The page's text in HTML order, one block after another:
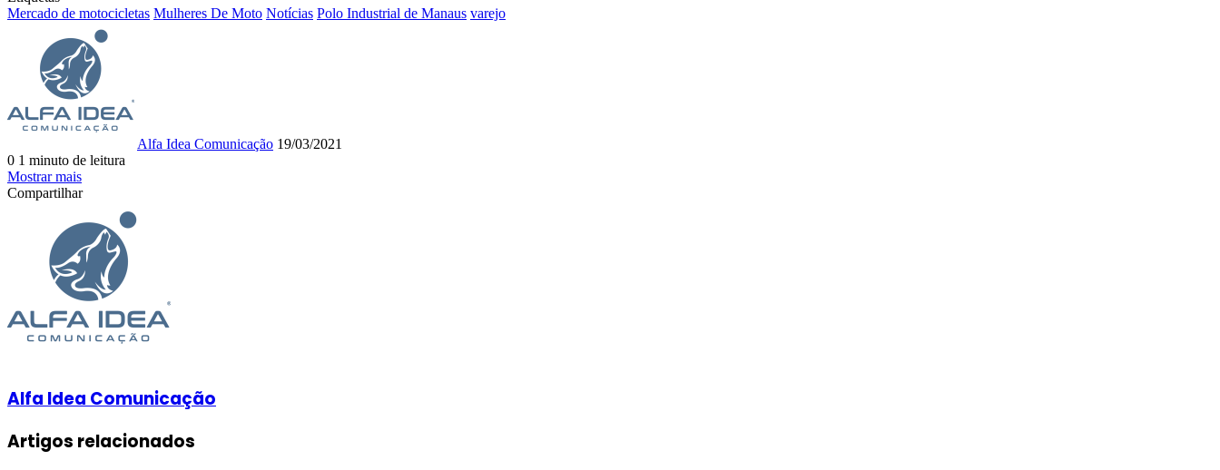
Mercado de motocicletas Mulheres De Moto Notícias Polo Industrial de Manaus varejo
Alfa Idea Comunicação 19/03/2021
0 1 minuto de leitura
Facebook
X
WhatsApp
Telegram
Compartilhar
via
Imprimir
Mostrar mais
Compartilhar
Alfa Idea Comunicação
Artigos relacionados